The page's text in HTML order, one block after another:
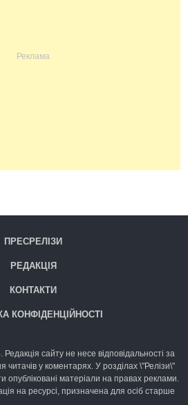
ПРЕСРЕЛІЗИ
РЕДАКЦІЯ
КОНТАКТИ
КОНФІДЕНЦІЙНОСТІ
сайту не несе відповідальності за
читачів у коментарях. У розділах \"Релізи\"
опубліковані матеріали на правах реклами.
на ресурсі, призначена для осіб старше